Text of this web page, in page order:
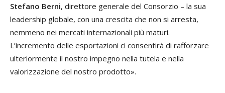
Stefano Berni, direttore generale del Consorzio – la sua
leadership globale, con una crescita che non si arresta,
nemmeno nei mercati internazionali più maturi.
L’incremento delle esportazioni ci consentirà di rafforzare
ulteriormente il nostro impegno nella tutela e nella
valorizzazione del nostro prodotto».